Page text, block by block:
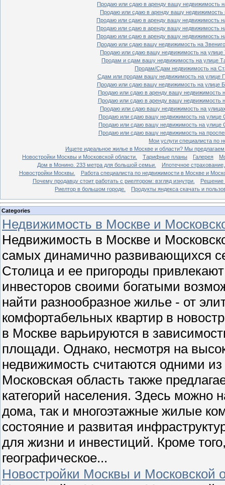
Продаю или сдаю в аренду вашу недвижимость
Продаю или сдаю в аренду вашу недвижимость
Продаю или сдаю в аренду вашу недвижимость
Продаю или сдаю в аренду вашу недвижимость
Продаю или сдаю в аренду вашу недвижимость
Продаю или сдаю вашу недвижимость на
Продаю или сдаю вашу недвижимость на улице
Продам и сдам вашу недвижимость на улице
Продам/Сдам недвижимость на
Сдам или продам вашу недвижимость на улице
Продаю или сдаю вашу недвижимость на улице
Продаю или сдаю в аренду вашу недвижимость
Продаю или сдаю в аренду вашу недвижимость
Продаю или сдаю вашу недвижимость на
Продаю или сдаю вашу недвижимость на улице
Продаю или сдаю вашу недвижимость на улице
Продаю или сдаю вашу недвижимость на
Мои услуги специалиста по
Ищете идеальное жилье в Москве и области? Мы
Новостройки Москвы и Московской области.
Тарифные планы Галерея
Дом в Монино. 233 метра для большой семьи.
Ипотечное
Новостройки Москвы.
Работа специалиста по недвижимости в Москве и
Почему продавцу стоит работать с риелтором: взгляд изнутри.
Решение
Риелтор в большом городе.
Продукты яндекса скачать и
Categories
Недвижимость в Москве и
Недвижимость в Москве и
самых динамично развивающихся
Столица и ее пригороды
инвесторов своими богатыми
найти разнообразное жилье - от
комфортабельных квартир в
в Москве варьируются в
площади. Однако, несмотря на
недвижимость считаются одними
Московская область также
категорий населения. Здесь можно
дома, так и многоэтажные жилые
состояние и развитая
для жизни и инвестиций. Кроме
географическое...
Новостройки Москвы и Московской